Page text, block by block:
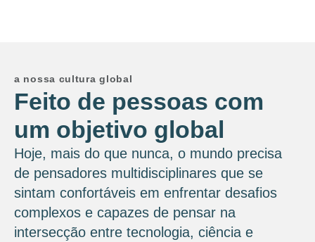
a nossa cultura global
Feito de pessoas com
um objetivo global
Hoje, mais do que nunca, o mundo precisa
de pensadores multidisciplinares que se
sintam confortáveis ​​em enfrentar desafios
complexos e capazes de pensar na
intersecção entre tecnologia, ciência e